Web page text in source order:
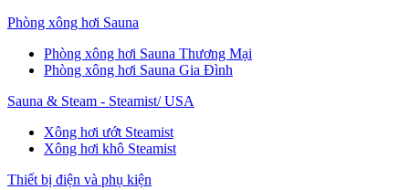
Phòng xông hơi Sauna
Phòng xông hơi Sauna Thương Mại
Phòng xông hơi Sauna Gia Đình
Sauna & Steam - Steamist/ USA
Xông hơi ướt Steamist
Xông hơi khô Steamist
Thiết bị điện và phụ kiện